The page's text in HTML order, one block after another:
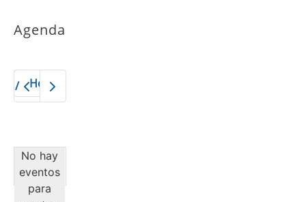
Agenda
Hoy2026
No hay
eventos
para